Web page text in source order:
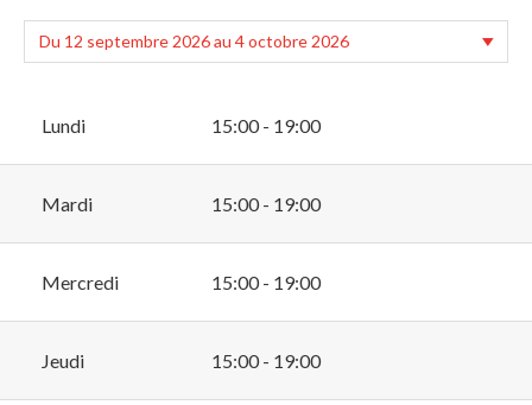
Lundi 15:00 - 19:00
Mardi 15:00 - 19:00
Mercredi 15:00 - 19:00
Jeudi 15:00 - 19:00